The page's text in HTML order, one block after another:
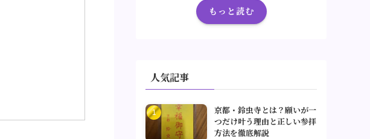
もっと読む
人気記事
京都・鈴虫寺とは？願いが一
つだけ叶う理由と正しい参拝
方法を徹底解説